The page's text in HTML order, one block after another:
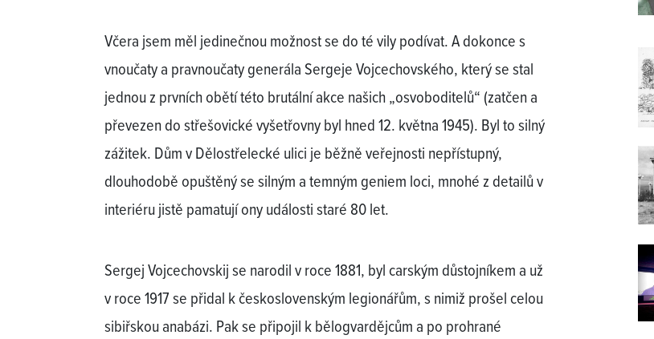
Včera jsem měl jedinečnou možnost se do té vily podívat. A dokonce s
vnoučaty a pravnoučaty generála Sergeje Vojcechovského, který se stal
jednou z prvních obětí této brutální akce našich „osvoboditelů“ (zatčen a
převezen do střešovické vyšetřovny byl hned 12. května 1945). Byl to silný
zážitek. Dům v Dělostřelecké ulici je běžně veřejnosti nepřístupný,
dlouhodobě opuštěný se silným a temným geniem loci, mnohé z detailů v
interiéru jistě pamatují ony události staré 80 let.
Sergej Vojcechovskij se narodil v roce 1881, byl carským důstojníkem a už
v roce 1917 se přidal k československým legionářům, s nimiž prošel celou
sibiřskou anabázi. Pak se připojil k bělogvardějcům a po prohrané